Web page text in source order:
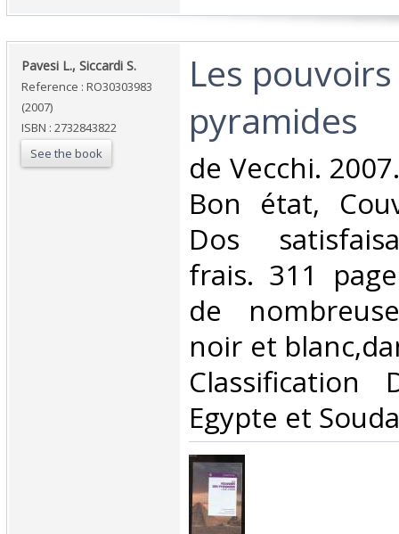
‎Pavesi L., Siccardi S.‎
Reference : RO30303983
(2007)
ISBN : 2732843822
See the book
‎Les
pyramides‎
‎de Vecchi.
Bon état,
Dos
frais. 311
de
noir et
Classification
Egypte et